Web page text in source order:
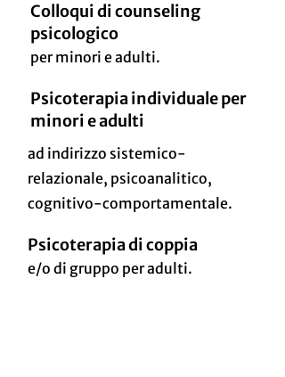
Colloqui di counseling
psicologico
per minori e adulti.
Psicoterapia individuale per
minori e adulti
ad indirizzo sistemico-
relazionale, psicoanalitico,
cognitivo-comportamentale.
Psicoterapia di coppia
e/o di gruppo per adulti.